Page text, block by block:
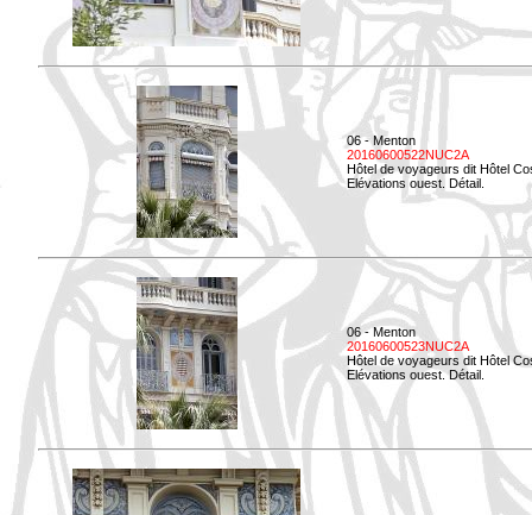
06 - Menton
20160600522NUC2A
Hôtel de voyageurs dit Hôtel
Elévations ouest. Détail.
06 - Menton
20160600523NUC2A
Hôtel de voyageurs dit Hôtel
Elévations ouest. Détail.